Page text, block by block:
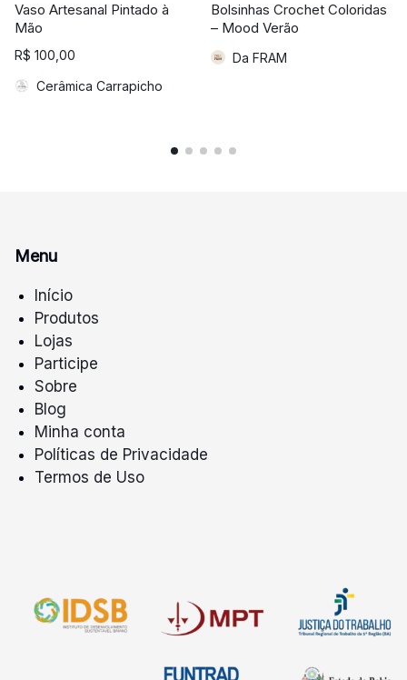
Vaso Artesanal Pintado à
Mão
R$ 100,00
Cerâmica Carrapicho
Bolsinhas Crochet Coloridas
– Mood Verão
Da FRAM
Menu
Início
Produtos
Lojas
Participe
Sobre
Blog
Minha conta
Políticas de Privacidade
Termos de Uso